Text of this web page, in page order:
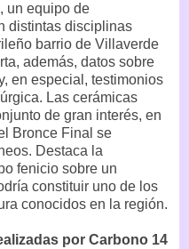
un equipo de
distintas disciplinas
barrio de Villaverde
además, datos sobre
en especial, testimonios
Las cerámicas
de gran interés, en
Bronce Final se
Destaca la
fenicio sobre un
constituir uno de los
conocidos en la región.
por Carbono 14